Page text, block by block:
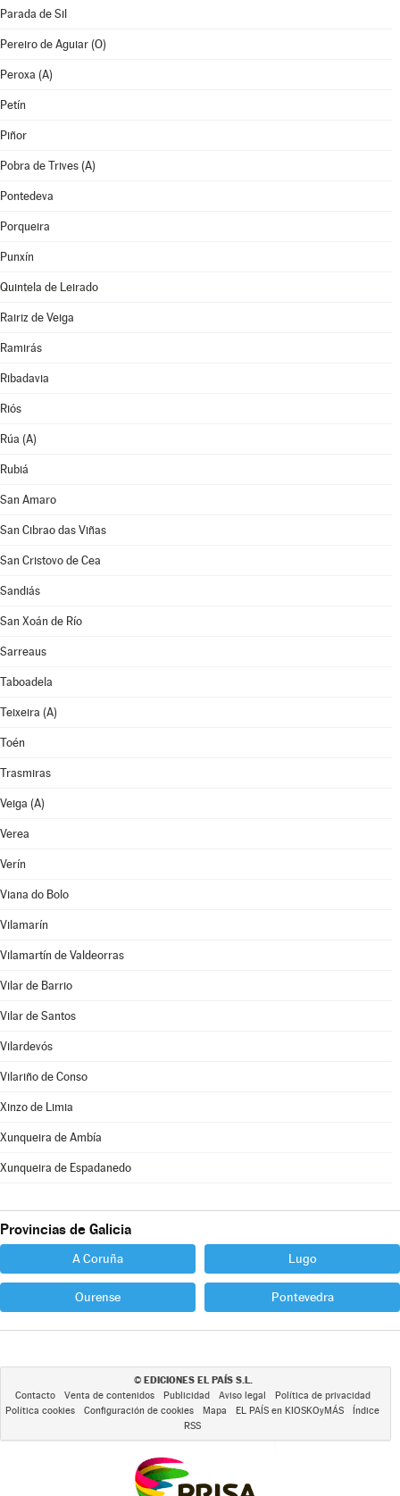
Parada de Sil
Pereiro de Aguiar (O)
Peroxa (A)
Petín
Piñor
Pobra de Trives (A)
Pontedeva
Porqueira
Punxín
Quintela de Leirado
Rairiz de Veiga
Ramirás
Ribadavia
Riós
Rúa (A)
Rubiá
San Amaro
San Cibrao das Viñas
San Cristovo de Cea
Sandiás
San Xoán de Río
Sarreaus
Taboadela
Teixeira (A)
Toén
Trasmiras
Veiga (A)
Verea
Verín
Viana do Bolo
Vilamarín
Vilamartín de Valdeorras
Vilar de Barrio
Vilar de Santos
Vilardevós
Vilariño de Conso
Xinzo de Limia
Xunqueira de Ambía
Xunqueira de Espadanedo
Provincias de Galicia
A Coruña Lugo
Ourense Pontevedra
© EDICIONES EL PAÍS S.L.
Contacto Venta de contenidos Publicidad Aviso legal
Política de privacidad
Política cookies
Configuración de cookies Mapa EL PAÍS en KIOSKOyMÁS
Índice
RSS